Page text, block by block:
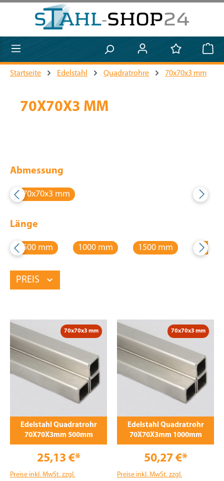
Zum Hauptinhalt springen
Startseite Edelstahl Quadratrohre 70x70x3 mm
70X70X3 MM
Abmessung
70x70x3 mm
Länge
500 mm 1000 mm 1500 mm 2000
PREIS
70x70x3 mm
Edelstahl Quadratrohr
70X70X3mm 500mm
25,13 €*
Preise inkl. MwSt. zzgl.
70x70x3 mm
Edelstahl Quadratrohr
70X70X3mm 1000mm
50,27 €*
Preise inkl. MwSt. zzgl.